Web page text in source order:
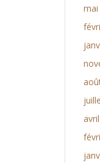
mai